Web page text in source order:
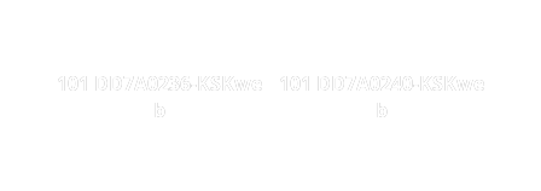
101 DD7A0236-KSKwe
b
101 DD7A0240-KSKwe
b